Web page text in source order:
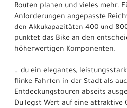
Routen planen und vieles mehr.
Anforderungen angepasste
den Akkukapazitäten 400 und
punktet das Bike an den
höherwertigen Komponenten.
… du ein elegantes,
flinke Fahrten in der Stadt als
Entdeckungstouren abseits
Du legst Wert auf eine attraktive